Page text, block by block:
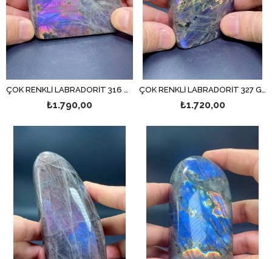
₺1.790,00 ₺1.720,00